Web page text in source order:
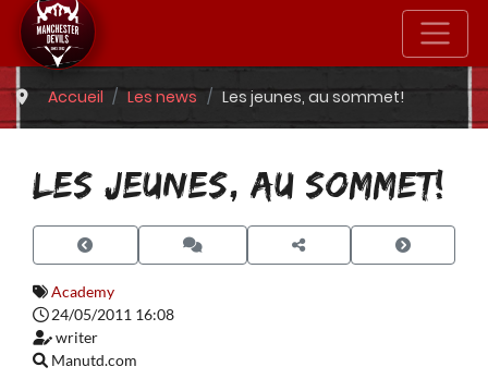
Accueil Les news Les jeunes, au sommet!
LES JEUNES, AU SOMMET!
Academy
24/05/2011 16:08
writer
Manutd.com